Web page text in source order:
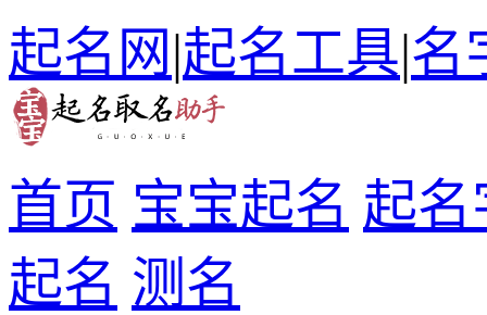
起名网|起名工具|名
首页 宝宝起名 起名
起名 测名